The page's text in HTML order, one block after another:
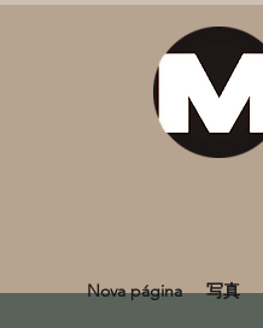
Nova página 写真